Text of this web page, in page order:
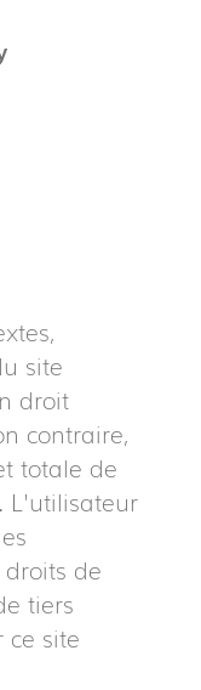
site
droit
contraire,
totale de
L'utilisateur
de
tiers
ce site